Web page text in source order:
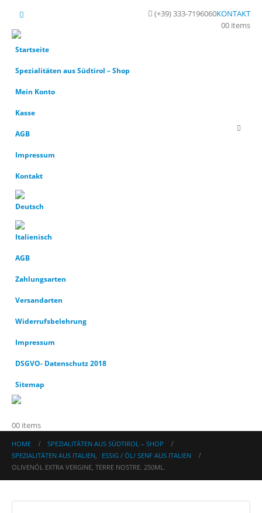
(+39) 333-7196060KONTAKT
00 items
Startseite
Spezialitäten aus Südtirol – Shop
Mein Konto
Kasse
AGB
Impressum
Kontakt
AGB
Zahlungsarten
Versandarten
Widerrufsbelehrung
Impressum
DSGVO- Datenschutz 2018
Sitemap
00 items
HOME
SPEZIALITÄTEN AUS SÜDTIROL – SHOP
SPEZIALITÄTEN AUS ITALIEN,
ESSIG / ÖL/ SENF AUS ITALIEN
OLIVENÖL EXTRA VERGINE, TERRE NOSTRE. 250ML.